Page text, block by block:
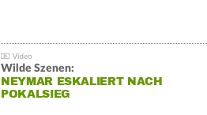
Wilde Szenen:
NEYMAR ESKALIERT NACH
POKALSIEG